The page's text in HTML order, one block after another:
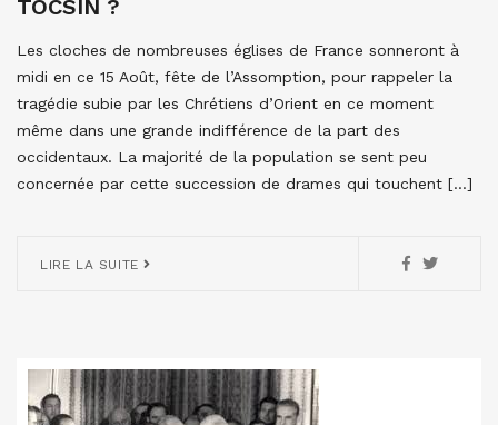
TOCSIN ?
Les cloches de nombreuses églises de France sonneront à
midi en ce 15 Août, fête de l’Assomption, pour rappeler la
tragédie subie par les Chrétiens d’Orient en ce moment
même dans une grande indifférence de la part des
occidentaux. La majorité de la population se sent peu
concernée par cette succession de drames qui touchent […]
LIRE LA SUITE